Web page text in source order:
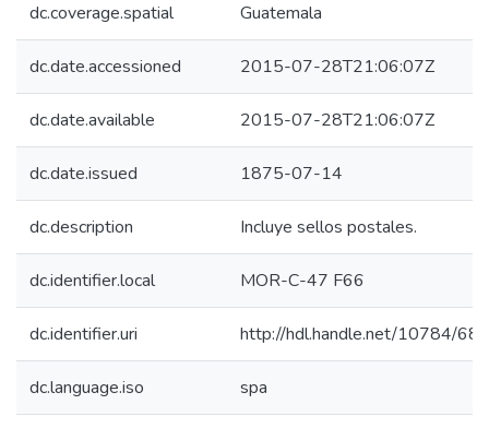
dc.coverage.spatial Guatemala
dc.date.accessioned 2015-07-28T21:06:07Z
dc.date.available 2015-07-28T21:06:07Z
dc.date.issued 1875-07-14
dc.description Incluye sellos postales.
dc.identifier.local MOR-C-47 F66
dc.identifier.uri http://hdl.handle.net/10784/
dc.language.iso spa